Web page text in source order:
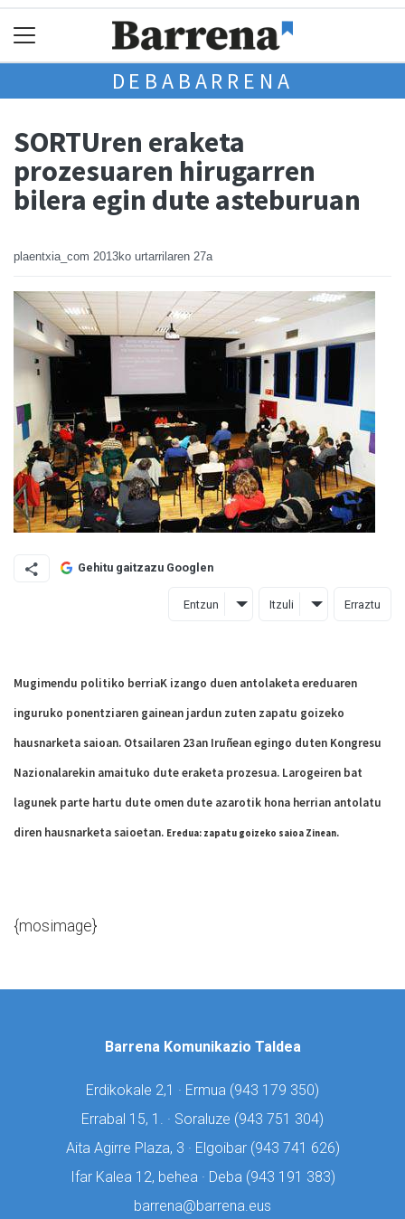
DEBABARRENA
SORTUren eraketa
prozesuaren hirugarren
bilera egin dute asteburuan
plaentxia_com 2013ko urtarrilaren 27a
Gehitu gaitzazu Googlen
Entzun Itzuli Erraztu
Mugimendu politiko berriaK izango duen antolaketa ereduaren
inguruko ponentziaren gainean jardun zuten zapatu goizeko
hausnarketa saioan. Otsailaren 23an Iruñean egingo duten Kongresu
Nazionalarekin amaituko dute eraketa prozesua. Larogeiren bat
lagunek parte hartu dute omen dute azarotik hona herrian antolatu
diren hausnarketa saioetan. Eredua: zapatu goizeko saioa Zinean.
{mosimage}
Barrena Komunikazio Taldea
Erdikokale 2,1 · Ermua (943 179 350)
Errabal 15, 1. · Soraluze (943 751 304)
Aita Agirre Plaza, 3 · Elgoibar (943 741 626)
Ifar Kalea 12, behea · Deba (943 191 383)
barrena@barrena.eus